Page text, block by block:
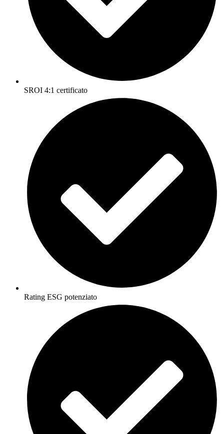
SROI 4:1 certificato
Rating ESG potenziato